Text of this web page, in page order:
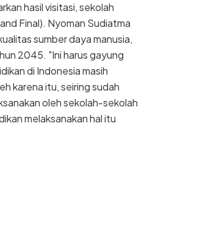
hasil visitasi, sekolah
Final). Nyoman Sudiatma
sumber daya manusia,
2045. "Ini harus gayung
di Indonesia masih
karena itu, seiring sudah
oleh sekolah-sekolah
melaksanakan hal itu